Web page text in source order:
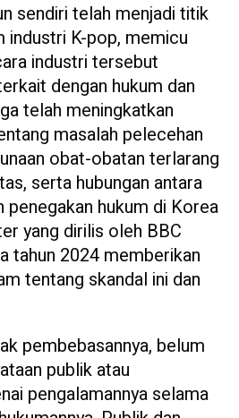
sendiri telah menjadi titik
industri K-pop, memicu
industri tersebut
dengan hukum dan
telah meningkatkan
masalah pelecehan
obat-obatan terlarang
serta hubungan antara
penegakan hukum di Korea
yang dirilis oleh BBC
tahun 2024 memberikan
tentang skandal ini dan
pembebasannya, belum
publik atau
pengalamannya selama